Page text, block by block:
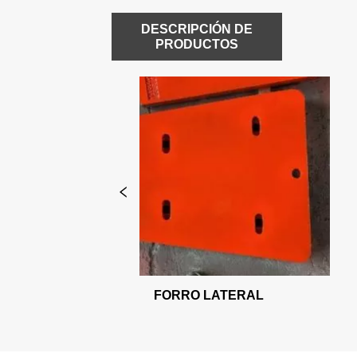
DESCRIPCIÓN DE
PRODUCTOS
CUÑA